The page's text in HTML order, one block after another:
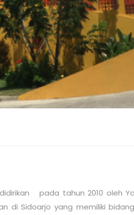
pada tahun 2010 oleh
di Sidoarjo yang memiliki